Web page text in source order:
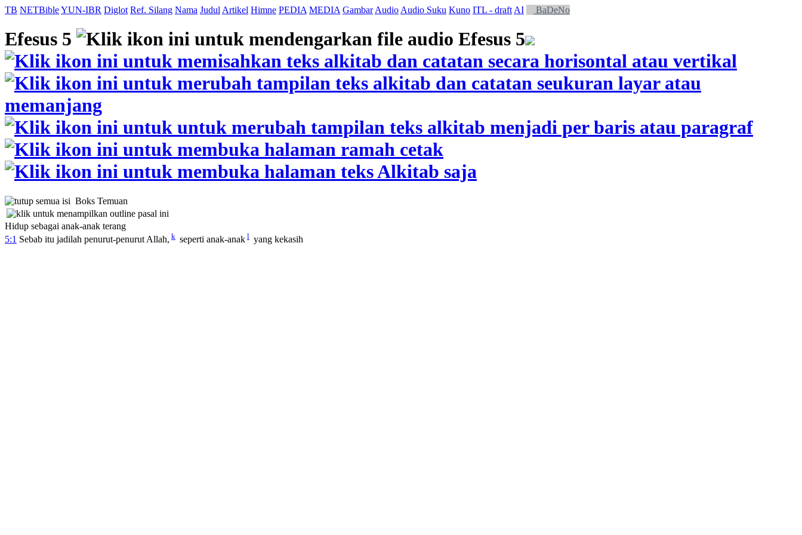
TB NETBibleYUN-IBR Diglot Ref. Silang Nama Judul Artikel Himne PEDIA MEDIA Gambar Audio Audio Suku Kuno ITL - draft AI BaDeNo
Efesus 5
Boks Temuan
Hidup sebagai anak-anak terang
5:1 Sebab itu jadilah penurut-penurut Allah, k seperti anak-anak l yang kekasih